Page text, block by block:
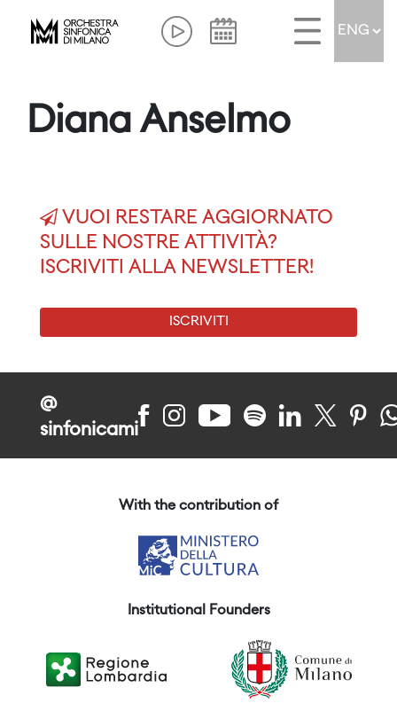
Diana Anselmo
VUOI RESTARE AGGIORNATO
SULLE NOSTRE ATTIVITÀ?
ISCRIVITI ALLA NEWSLETTER!
ISCRIVITI
@
sinfonicami
With the contribution of
Institutional Founders